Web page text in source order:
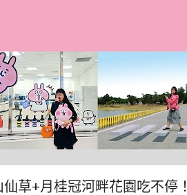
草+月桂冠河畔花園吃不停！